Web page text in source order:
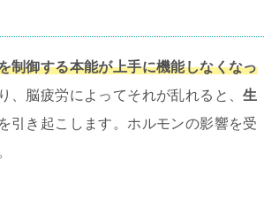
制御する本能が上手に機能しなくなっ
、脳疲労によってそれが乱れると、生
引き起こします。ホルモンの影響を受